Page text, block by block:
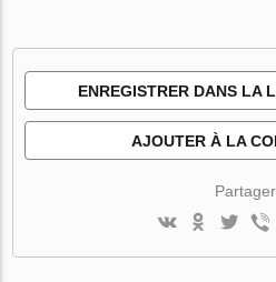
ENREGISTRER DANS LA
AJOUTER À LA